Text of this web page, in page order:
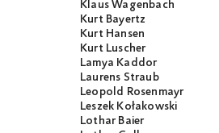
Klaus Wagenbach
Kurt Bayertz
Kurt Hansen
Kurt Luscher
Lamya Kaddor
Laurens Straub
Leopold Rosenmayr
Leszek Kołakowski
Lothar Baier